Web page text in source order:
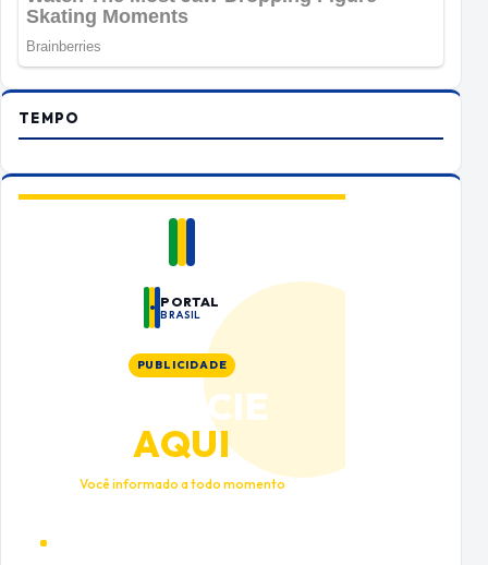
TEMPO
PORTAL
BRASIL
PUBLICIDADE
ANUNCIE
AQUI
Você informado a todo momento